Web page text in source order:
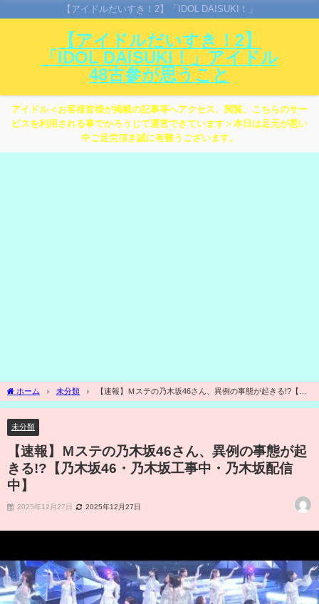
【アイドルだいすき！2】「IDOL DAISUKI！」
【アイドルだいすき！2】
「IDOL DAISUKI！」アイドル
48古参が思うこと
アイドル＜お客様皆様が掲載の記事等へアクセス、閲覧、こちらのサー
ビスを利用される事でかろうじて運営できています＞本日は足元が悪い
中ご足労頂き誠に有難うございます。
ホーム 未分類
【速報】Ｍステの乃木坂46さん、異例の事態が起きる!?【乃
木坂46・乃木坂工事中・乃木坂配信中】
未分類
【速報】Ｍステの乃木坂46さん、異例の事態が起
きる!?【乃木坂46・乃木坂工事中・乃木坂配信
中】
2025年12月27日 2025年12月27日